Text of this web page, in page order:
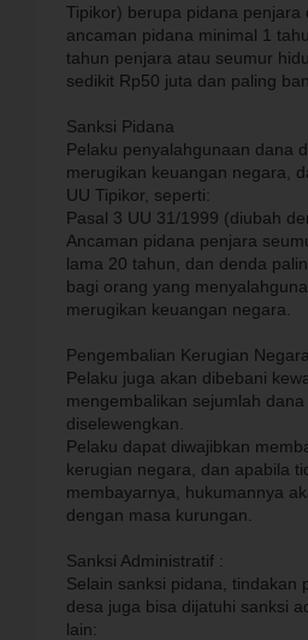
Tipikor) berupa pidana penjara
ancaman pidana minimal 1
tahun penjara atau seumur
sedikit Rp50 juta dan paling
Sanksi Pidana
Pelaku penyalahgunaan dana
merugikan keuangan negara,
UU Tipikor, seperti:
Pasal 3 UU 31/1999 (diubah
Ancaman pidana penjara
lama 20 tahun, dan denda
bagi orang yang
merugikan keuangan negara.
Pengembalian Kerugian
Pelaku juga akan dibebani
mengembalikan sejumlah
diselewengkan.
Pelaku dapat diwajibkan
kerugian negara, dan apabila
membayarnya, hukumannya
dengan masa kurungan.
Sanksi Administratif :
Selain sanksi pidana, tindakan
desa juga bisa dijatuhi sanksi
lain: